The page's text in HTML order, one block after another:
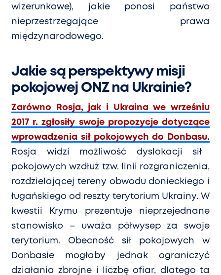
wizerunkowe), jakie ponosi państwo
nieprzestrzegające prawa
międzynarodowego.
Jakie są perspektywy misji
pokojowej ONZ na Ukrainie?
Zarówno Rosja, jak i Ukraina we wrześniu
2017 r. zgłosiły swoje propozycje dotyczące
wprowadzenia sił pokojowych do Donbasu.
Rosja widzi możliwość dyslokacji sił
pokojowych wzdłuż tzw. linii rozgraniczenia,
rozdzielającej tereny obwodu donieckiego i
ługańskiego od reszty terytorium Ukrainy. W
kwestii Krymu prezentuje nieprzejednane
stanowisko – uważa półwysep za swoje
terytorium. Obecność sił pokojowych w
Donbasie mogłaby jednak ograniczyć
działania zbrojne i liczbę ofiar, dlatego ta